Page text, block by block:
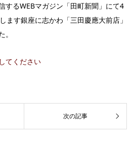
するWEBマガジン「田町新聞」にて4
ます銀座に志かわ「三田慶應大前店」
てください